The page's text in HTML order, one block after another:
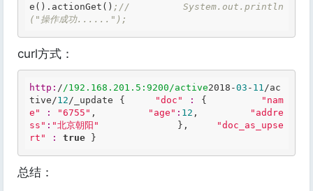
e().actionGet() ;//         System.out.println
("操作成功......");
curl方式：
http: //192.168.201.5:9200/active2018-03 - 11/ac
tive/12/_update { "doc" : {
"nam
e"
: "6755" , "age" : 12 ,
"addre
ss" : "北京朝阳"
              },
"doc_as_upse
rt"
: true }
总结：